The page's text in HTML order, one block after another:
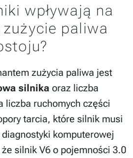
wpływają na
paliwa
zużycia paliwa jest
silnika oraz liczba
liczba ruchomych części
tarcia, które silnik musi
komputerowej
silnik V6 o pojemności 3.0